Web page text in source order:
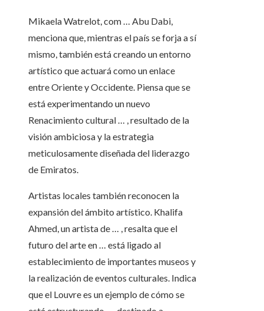
Mikaela Watrelot, com … Abu Dabi,
menciona que, mientras el país se forja a sí
mismo, también está creando un entorno
artístico que actuará como un enlace
entre Oriente y Occidente. Piensa que se
está experimentando un nuevo
Renacimiento cultural … , resultado de la
visión ambiciosa y la estrategia
meticulosamente diseñada del liderazgo
de Emiratos.
Artistas locales también reconocen la
expansión del ámbito artístico. Khalifa
Ahmed, un artista de … , resalta que el
futuro del arte en … está ligado al
establecimiento de importantes museos y
la realización de eventos culturales. Indica
que el Louvre es un ejemplo de cómo se